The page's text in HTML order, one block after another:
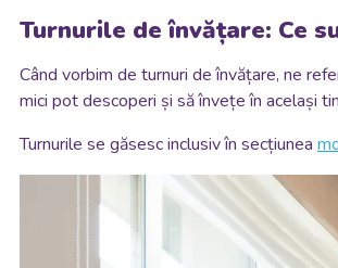
Turnurile de învățare: Ce
Când vorbim de turnuri de învățare, ne
mici pot descoperi și să învețe în același
Turnurile se găsesc inclusiv în secțiunea